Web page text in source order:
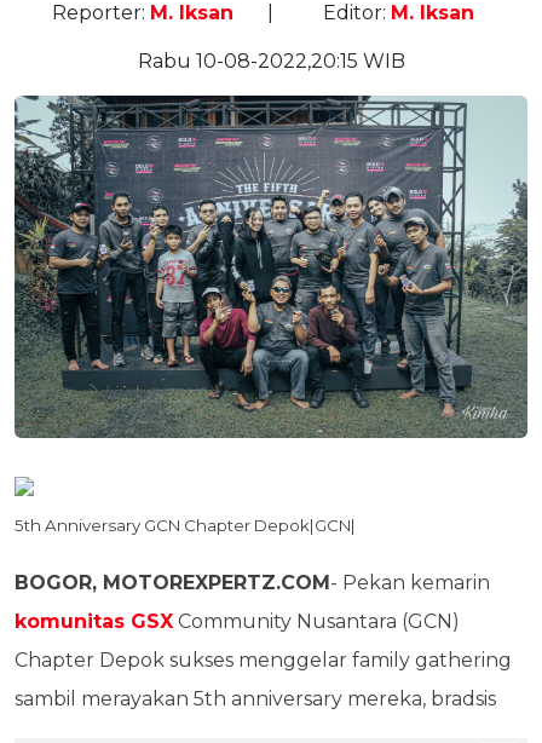
Reporter: M. Iksan Editor: M. Iksan
Rabu 10-08-2022,20:15 WIB
5th Anniversary GCN Chapter Depok|GCN|
BOGOR, MOTOREXPERTZ.COM- Pekan kemarin
komunitas GSX Community Nusantara (GCN)
Chapter Depok sukses menggelar family gathering
sambil merayakan 5th anniversary mereka, bradsis